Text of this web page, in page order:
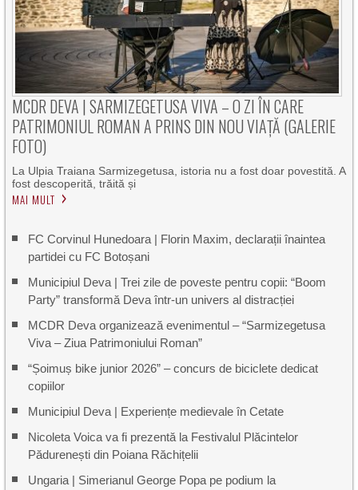
MCDR DEVA | SARMIZEGETUSA VIVA – O ZI ÎN CARE
PATRIMONIUL ROMAN A PRINS DIN NOU VIAȚĂ (GALERIE
FOTO)
La Ulpia Traiana Sarmizegetusa, istoria nu a fost doar povestită. A
fost descoperită, trăită și
MAI MULT
FC Corvinul Hunedoara | Florin Maxim, declarații înaintea
partidei cu FC Botoșani
Municipiul Deva | Trei zile de poveste pentru copii: “Boom
Party” transformă Deva într-un univers al distracției
MCDR Deva organizează evenimentul – “Sarmizegetusa
Viva – Ziua Patrimoniului Roman”
“Șoimuș bike junior 2026” – concurs de biciclete dedicat
copiilor
Municipiul Deva | Experiențe medievale în Cetate
Nicoleta Voica va fi prezentă la Festivalul Plăcintelor
Pădurenești din Poiana Răchițelii
Ungaria | Simerianul George Popa pe podium la